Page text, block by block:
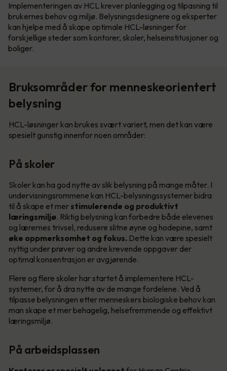
Implementeringen av HCL krever planlegging og tilpasning til
brukernes behov og miljø. Belysningsdesignere og eksperter
kan hjelpe med å skape optimale HCL-løsninger for
forskjellige steder som kontorer, skoler, helseinstitusjoner og
boliger.
Bruksområder for menneskeorientert
belysning
HCL-løsninger kan brukes svært variert, men det kan være
spesielt gunstig innenfor noen områder:
På skoler
Skoler kan ha god nytte av slik belysning på mange måter. I
undervisningsrommene kan HCL-belysningssystemer bidra
til å skape et mer stimulerende og produktivt
læringsmiljø. Riktig belysning kan forbedre både elevenes
og lærernes trivsel, redusere slitne øyne og hodepine, samt
øke oppmerksomhet og fokus. Dette kan være spesielt
nyttig under prøver og andre krevende oppgaver der
optimal konsentrasjon er avgjørende.
Flere og flere skoler har startet å implementere HCL-
systemer, for å dra nytte av de mange fordelene. Ved å
tilpasse belysningen etter menneskers biologiske behov kan
man skape et mer behagelig, helsefremmende og effektivt
læringsmiljø.
På arbeidsplassen